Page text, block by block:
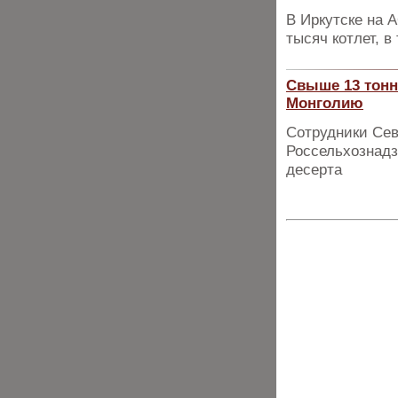
В Иркутске на
тысяч котлет,
Свыше 13 тонн
Монголию
Сотрудники
десерта